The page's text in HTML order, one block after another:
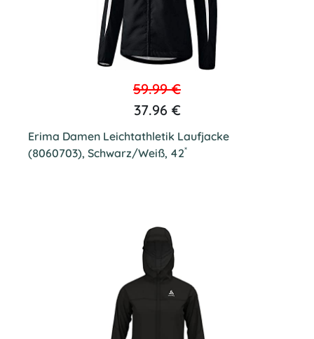
59.99 €
37.96 €
Erima Damen Leichtathletik Laufjacke
(8060703), Schwarz/Weiß, 42*